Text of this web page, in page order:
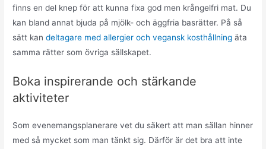
finns en del knep för att kunna fixa god men krångelfri mat. Du
kan bland annat bjuda på mjölk- och äggfria basrätter. På så
sätt kandeltagare med allergier och vegansk kosthållning äta
samma rätter som övriga sällskapet.
Boka inspirerande och stärkande
aktiviteter
Som evenemangsplanerare vet du säkert att man sällan hinner
med så mycket som man tänkt sig. Därför är det bra att inte